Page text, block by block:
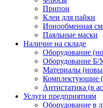
Припои
Клеи для пайки
Ионообменная
Паяльные маски
Наличие на складе
Оборудование
Оборудование Б/
Материалы
Комплектующие
Антистатика (в
Услуги предприятиям
Оборудование в